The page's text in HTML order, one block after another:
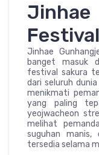
Festival
Jinhae
banget masuk
festival sakura
dari seluruh
menikmati
yang paling
yeojwacheon
melihat
suguhan manis,
tersedia selama